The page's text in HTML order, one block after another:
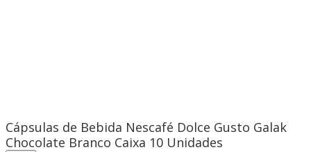
Cápsulas de Bebida Nescafé Dolce Gusto Galak
Chocolate Branco Caixa 10 Unidades